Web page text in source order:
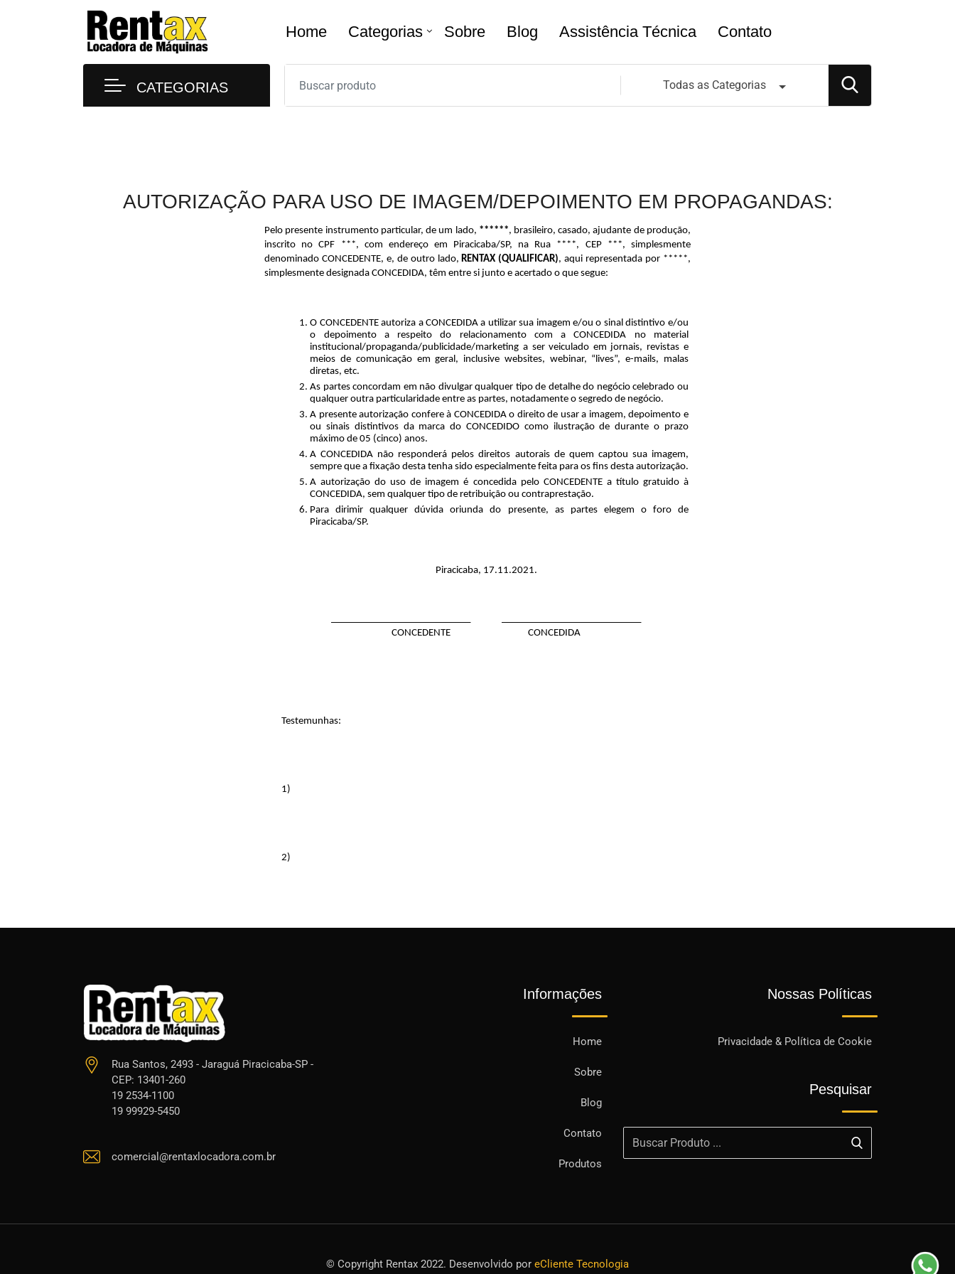
Home Categorias Sobre Blog Assistência Técnica Contato
CATEGORIAS Todas as Categorias
AUTORIZAÇÃO PARA USO DE IMAGEM/DEPOIMENTO EM PROPAGANDAS:
Pelo presente instrumento particular, de um lado, ******, brasileiro, casado, ajudante de produção,
inscrito no CPF ***, com endereço em Piracicaba/SP, na Rua ****, CEP ***, simplesmente
denominado CONCEDENTE, e, de outro lado, RENTAX (QUALIFICAR), aqui representada por *****,
simplesmente designada CONCEDIDA, têm entre si junto e acertado o que segue:
O CONCEDENTE autoriza a CONCEDIDA a utilizar sua imagem e/ou o sinal distintivo e/ou
o depoimento a respeito do relacionamento com a CONCEDIDA no material
institucional/propaganda/publicidade/marketing a ser veiculado em jornais, revistas e
meios de comunicação em geral, inclusive websites, webinar, “lives”, e-mails, malas
diretas, etc.
As partes concordam em não divulgar qualquer tipo de detalhe do negócio celebrado ou
qualquer outra particularidade entre as partes, notadamente o segredo de negócio.
A presente autorização confere à CONCEDIDA o direito de usar a imagem, depoimento e
ou sinais distintivos da marca do CONCEDIDO como ilustração de durante o prazo
máximo de 05 (cinco) anos.
A CONCEDIDA não responderá pelos direitos autorais de quem captou sua imagem,
sempre que a fixação desta tenha sido especialmente feita para os fins desta autorização.
A autorização do uso de imagem é concedida pelo CONCEDENTE a título gratuido à
CONCEDIDA, sem qualquer tipo de retribuição ou contraprestação.
Para dirimir qualquer dúvida oriunda do presente, as partes elegem o foro de
Piracicaba/SP.
Piracicaba, 17.11.2021.
CONCEDENTE
CONCEDIDA
Testemunhas:
1)
2)
Rua Santos, 2493 - Jaraguá Piracicaba-SP -
CEP: 13401-260
19 2534-1100
19 99929-5450
comercial@rentaxlocadora.com.br
Informações
Home
Sobre
Blog
Contato
Produtos
Nossas Políticas
Privacidade & Política de Cookie
Pesquisar
© Copyright Rentax 2022. Desenvolvido por eCliente Tecnologia